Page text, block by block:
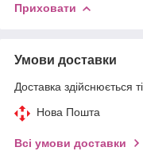
Приховати
Умови доставки
Доставка здійснюється
Нова Пошта
Всі умови доставки